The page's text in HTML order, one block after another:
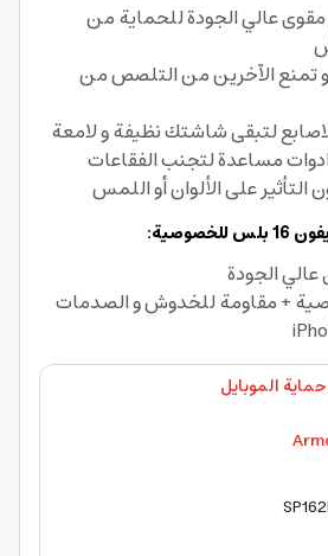
عالي الجودة للحماية من
الآخرين من التلصص من
لتبقى شاشتك نظيفة و لامعة
مساعدة لتجنب الفقاعات
على الألوان أو اللمس
الجودة
+ مقاومة للخدوش و الصدمات
الموبايل